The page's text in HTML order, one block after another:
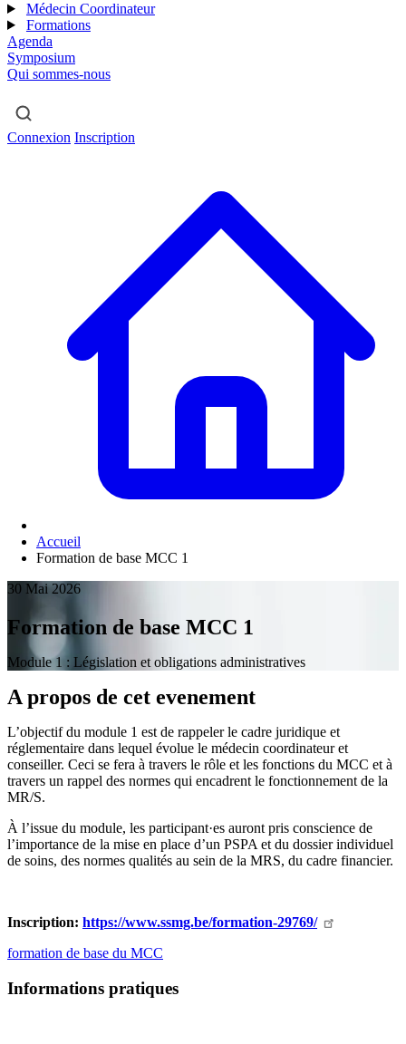
Médecin Coordinateur
Formations
Agenda
Symposium
Qui sommes-nous
Connexion Inscription
Accueil
Formation de base MCC 1
30 Mai 2026
Formation de base MCC 1
Module 1 : Législation et obligations administratives
A propos de cet evenement
L’objectif du module 1 est de rappeler le cadre juridique et
réglementaire dans lequel évolue le médecin coordinateur et
conseiller. Ceci se fera à travers le rôle et les fonctions du MCC et à
travers un rappel des normes qui encadrent le fonctionnement de la
MR/S.
À l’issue du module, les participant·es auront pris conscience de
l’importance de la mise en place d’un PSPA et du dossier individuel
de soins, des normes qualités au sein de la MRS, du cadre financier.
Inscription: https://www.ssmg.be/formation-29769/
formation de base du MCC
Informations pratiques